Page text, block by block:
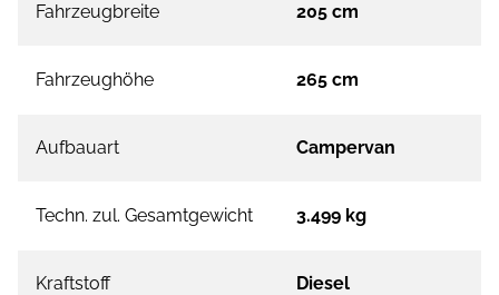
Fahrzeugbreite 205 cm
Fahrzeughöhe 265 cm
Aufbauart Campervan
Techn. zul. Gesamtgewicht 3.499 kg
Kraftstoff Diesel